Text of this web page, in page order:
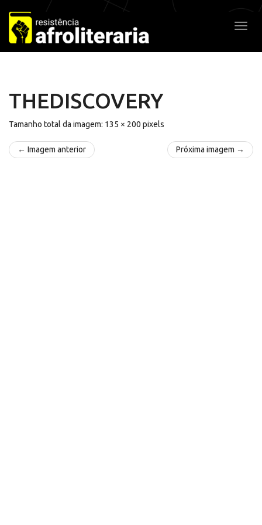
Pular
para
o
conteúdo
THEDISCOVERY
Tamanho total da imagem: 135 × 200 pixels
← Imagem anterior Próxima imagem →